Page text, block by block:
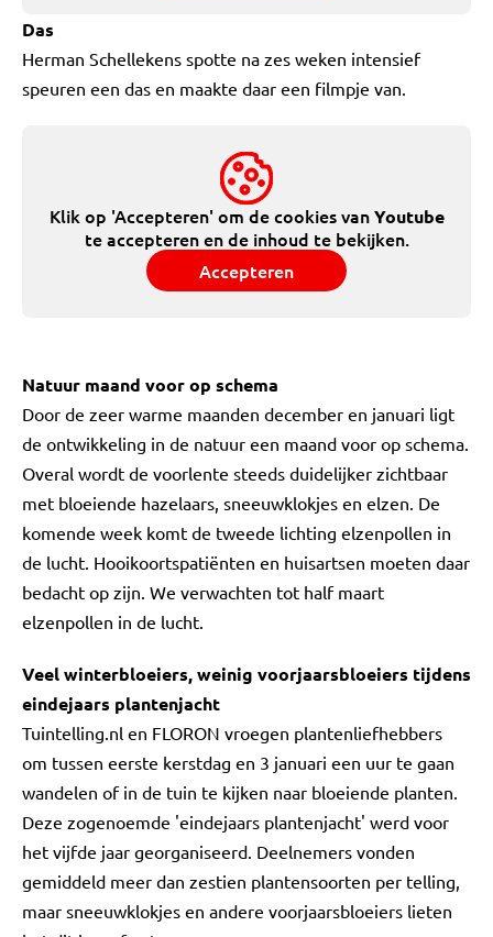
Das
Herman Schellekens spotte na zes weken intensief
speuren een das en maakte daar een filmpje van.
Klik op 'Accepteren' om de cookies vanYoutube
te accepteren en de inhoud te bekijken.
Accepteren
Natuur maand voor op schema
Door de zeer warme maanden december en januari ligt
de ontwikkeling in de natuur een maand voor op schema.
Overal wordt de voorlente steeds duidelijker zichtbaar
met bloeiende hazelaars, sneeuwklokjes en elzen. De
komende week komt de tweede lichting elzenpollen in
de lucht. Hooikoortspatiënten en huisartsen moeten daar
bedacht op zijn. We verwachten tot half maart
elzenpollen in de lucht.
Veel winterbloeiers, weinig voorjaarsbloeiers tijdens
eindejaars plantenjacht
Tuintelling.nl en FLORON vroegen plantenliefhebbers
om tussen eerste kerstdag en 3 januari een uur te gaan
wandelen of in de tuin te kijken naar bloeiende planten.
Deze zogenoemde 'eindejaars plantenjacht' werd voor
het vijfde jaar georganiseerd. Deelnemers vonden
gemiddeld meer dan zestien plantensoorten per telling,
maar sneeuwklokjes en andere voorjaarsbloeiers lieten